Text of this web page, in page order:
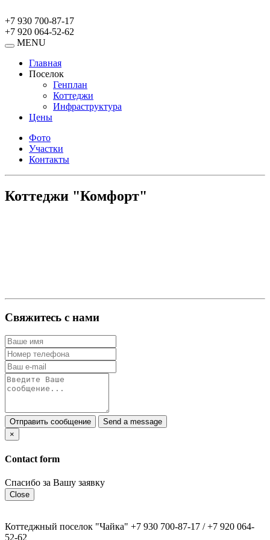
+7 930 700-87-17
+7 920 064-52-62
MENU
Главная
Поселок
Генплан
Коттеджи
Инфраструктура
Цены
Фото
Участки
Контакты
Коттеджи "Комфорт"
Свяжитесь с нами
×
Contact form
Спасибо за Вашу заявку
Close
Коттеджный поселок "Чайка" +7 930 700-87-17 / +7 920 064-
52-62